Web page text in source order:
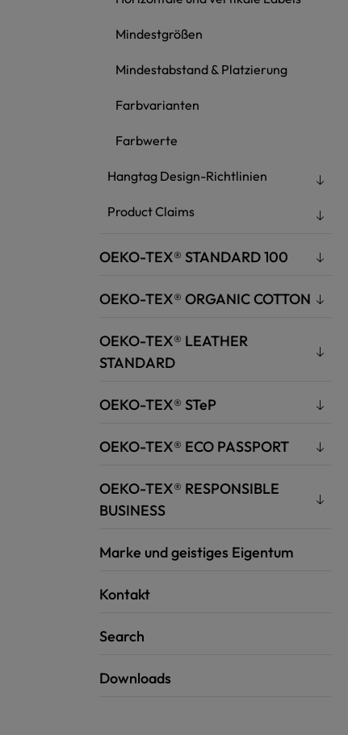
Mindestgrößen
Mindestabstand & Platzierung
Farbvarianten
Farbwerte
Hangtag Design-Richtlinien
Product Claims
OEKO-TEX® STANDARD 100
OEKO-TEX® ORGANIC COTTON
OEKO-TEX® LEATHER
STANDARD
OEKO-TEX® STeP
OEKO-TEX® ECO PASSPORT
OEKO-TEX® RESPONSIBLE
BUSINESS
Marke und geistiges Eigentum
Kontakt
Search
Downloads